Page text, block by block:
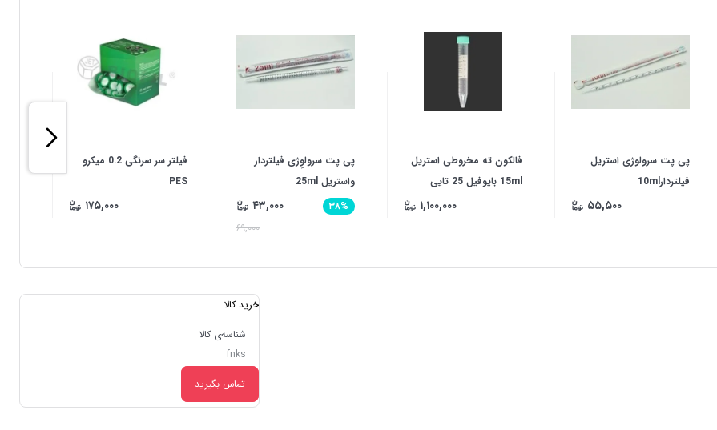
پی پت سرولوژی استریل
فیلتردار10ml
۵۵,۵۰۰
فالکون ته مخروطی استریل
15ml بایوفیل 25 تایی
۱,۱۰۰,۰۰۰
پی پت سرولوِژی فیلتردار
واستریل 25ml
۳۸%
۴۳,۰۰۰
۶۹,۰۰۰
فیلتر سر سرنگی 0.2 میکرو
PES
۱۷۵,۰۰۰
خرید کالا
شناسه‌ی کالا
fnks
تماس بگیرید